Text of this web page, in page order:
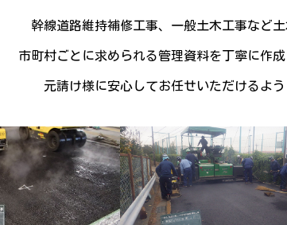
幹線道路維持補修工事、一般土木工事など
市町村ごとに求められる管理資料を丁寧に作成
元請け様に安心してお任せいただけるよう